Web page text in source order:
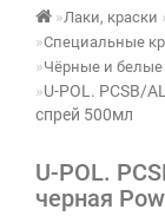
Лаки, краски
Специальные
Чёрные и
U-POL. PCSB/
спрей 500мл
U-POL.
черная